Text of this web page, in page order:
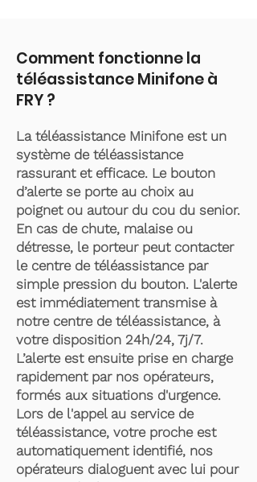
Comment fonctionne la
téléassistance Minifone à
FRY ?
La téléassistance Minifone est un
système de téléassistance
rassurant et efficace. Le bouton
d’alerte se porte au choix au
poignet ou autour du cou du senior.
En cas de chute, malaise ou
détresse, le porteur peut contacter
le centre de téléassistance par
simple pression du bouton. L'alerte
est immédiatement transmise à
notre centre de téléassistance, à
votre disposition 24h/24, 7j/7.
L’alerte est ensuite prise en charge
rapidement par nos opérateurs,
formés aux situations d'urgence.
Lors de l'appel au service de
téléassistance, votre proche est
automatiquement identifié, nos
opérateurs dialoguent avec lui pour